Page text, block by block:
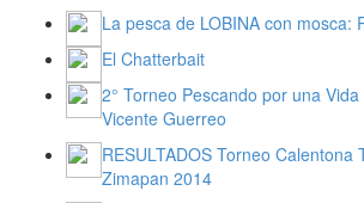
La pesca de LOBINA con mosca:
El Chatterbait
2° Torneo Pescando por una
Vicente Guerreo
RESULTADOS Torneo Calentona
Zimapan 2014